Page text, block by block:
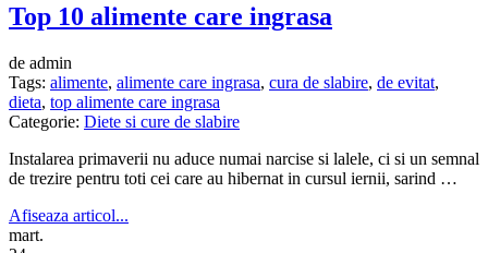
Top 10 alimente care ingrasa
de admin
Tags: alimente, alimente care ingrasa, cura de slabire, de evitat,
dieta, top alimente care ingrasa
Categorie: Diete si cure de slabire
Instalarea primaverii nu aduce numai narcise si lalele, ci si un semnal
de trezire pentru toti cei care au hibernat in cursul iernii, sarind …
Afiseaza articol...
mart.